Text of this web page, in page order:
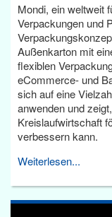
Mondi, ein weltweit
Verpackungen und
Außenkarton mit
flexiblen
eCommerce- und
sich auf eine
anwenden und
Kreislaufwirtschaft
verbessern kann.
Weiterlesen...